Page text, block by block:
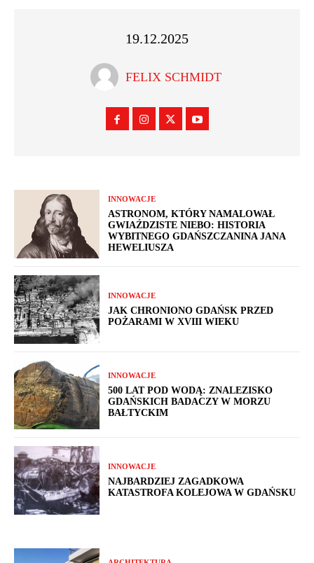
19.12.2025
FELIX SCHMIDT
INNOWACJE
ASTRONOM, KTÓRY NAMALOWAŁ
GWIAŹDZISTE NIEBO: HISTORIA
WYBITNEGO GDAŃSZCZANINA JANA
HEWELIUSZA
INNOWACJE
JAK CHRONIONO GDAŃSK PRZED
POŻARAMI W XVIII WIEKU
INNOWACJE
500 LAT POD WODĄ: ZNALEZISKO
GDAŃSKICH BADACZY W MORZU
BAŁTYCKIM
INNOWACJE
NAJBARDZIEJ ZAGADKOWA
KATASTROFA KOLEJOWA W GDAŃSKU